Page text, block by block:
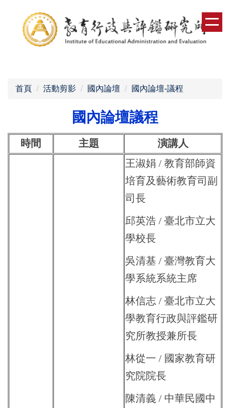
首頁 活動剪影 國內論壇 國內論壇-議程
國內論壇議程
時間 主題 演講人
王淑娟 / 教育部師資
培育及藝術教育司副
司長
邱英浩 / 臺北市立大
學校長
吳清基 / 臺灣教育大
學系統系統主席
林信志 / 臺北市立大
學教育行政與評鑑研
究所教授兼所長
林從一 / 國家教育研
究院院長
陳清義 / 中華民國中